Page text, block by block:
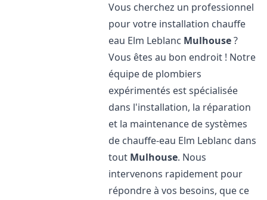
Vous cherchez un professionnel
pour votre installation chauffe
eau Elm Leblanc Mulhouse?
Vous êtes au bon endroit ! Notre
équipe de plombiers
expérimentés est spécialisée
dans l'installation, la réparation
et la maintenance de systèmes
de chauffe-eau Elm Leblanc dans
tout Mulhouse. Nous
intervenons rapidement pour
répondre à vos besoins, que ce